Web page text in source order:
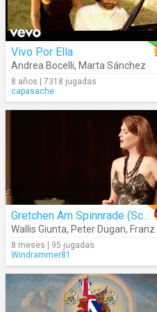
Vivo Por Ella
Andrea Bocelli, Marta Sánchez
8 años | 7318 jugadas
capasache
Gretchen Am Spinnrade (Schubert)
Wallis Giunta, Peter Dugan, Franz Schubert
8 meses | 95 jugadas
Windrammer81